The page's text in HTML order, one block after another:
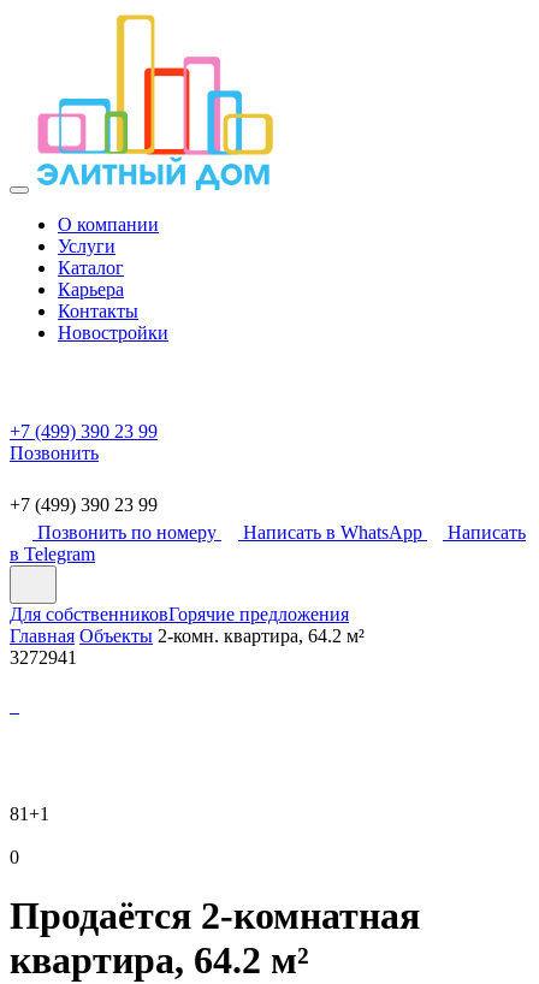
О компании
Услуги
Каталог
Карьера
Контакты
Новостройки
+7 (499) 390 23 99
Позвонить
+7 (499) 390 23 99
Позвонить по номеру
Написать в WhatsApp
Написать
в Telegram
Для собственниковГорячие предложения
Главная Объекты 2-комн. квартира, 64.2 м²
3272941
81+1
0
Продаётся 2-комнатная
квартира, 64.2 м²